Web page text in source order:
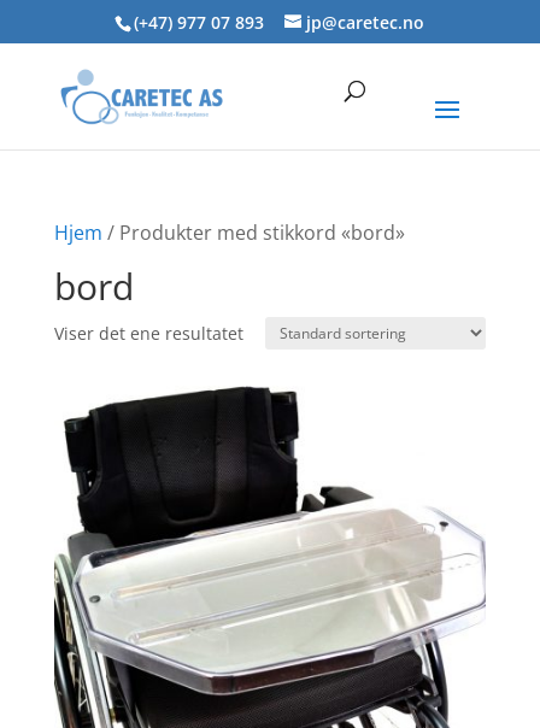
(+47) 977 07 893 jp@caretec.no
Hjem / Produkter med stikkord «bord»
bord
Viser det ene resultatet